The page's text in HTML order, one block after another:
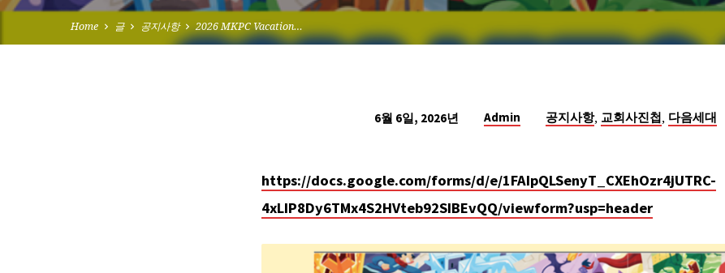
Home 글 공지사항 2026 MKPC Vacation…
VACATION
6월 6일, 2026년 Admin 공지사항, 교회사진첩, 다음세대
https://docs.google.com/forms/d/e/1FAIpQLSenyT_CXEhOzr4jUTRC-
4xLIP8Dy6TMx4S2HVteb92SIBEvQQ/viewform?usp=header